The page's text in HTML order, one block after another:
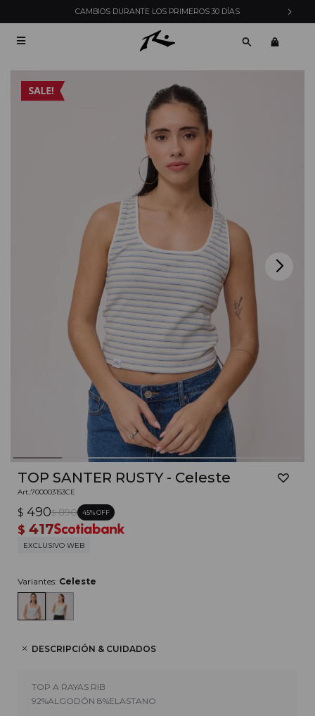
CAMBIOS DURANTE LOS PRIMEROS 30 DÍAS

TOP SANTER RUSTY - Celeste
700003153CE
$ 490$ 890 45
$ 417
EXCLUSIVO WEB
Variantes: Celeste
DESCRIPCIÓN & CUIDADOS
TOP A RAYAS RIB
92%ALGODÓN 8%ELASTANO